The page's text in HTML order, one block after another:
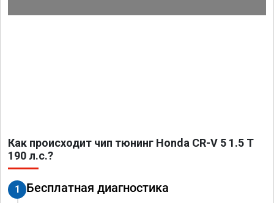
Как происходит чип тюнинг Honda CR-V 5 1.5 T
190 л.с.?
1 Бесплатная диагностика